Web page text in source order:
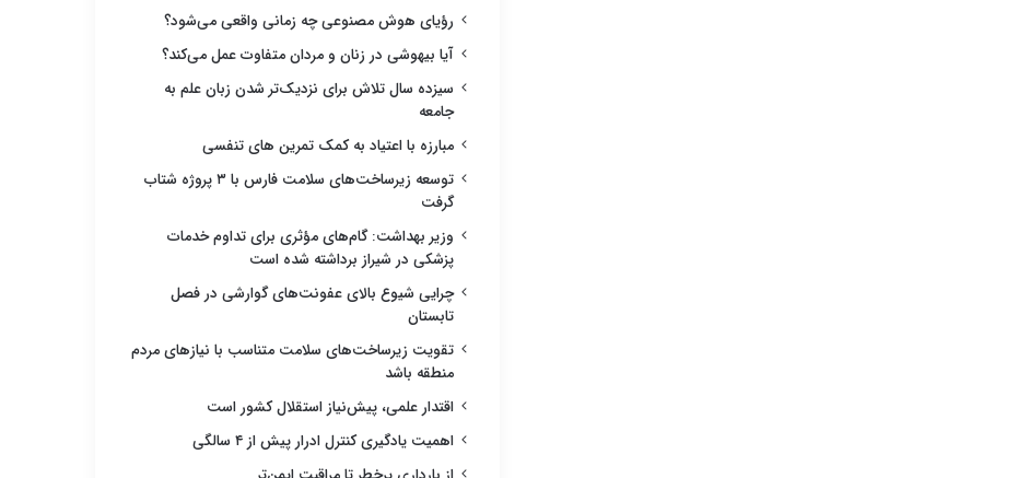
رؤیای هوش مصنوعی چه زمانی واقعی می‌شود؟
آیا بیهوشی در زنان و مردان متفاوت عمل می‌کند؟
سیزده سال تلاش برای نزدیک‌تر شدن زبان علم به
جامعه
مبارزه با اعتیاد به کمک تمرین های تنفسی
توسعه زیرساخت‌های سلامت فارس با ۳ پروژه شتاب
گرفت
وزیر بهداشت: گام‌های مؤثری برای تداوم خدمات
پزشکی در شیراز برداشته شده است
چرایی شیوع بالای عفونت‌های گوارشی در فصل
تابستان
تقویت زیرساخت‌های سلامت متناسب با نیازهای مردم
منطقه باشد
اقتدار علمی، پیش‌نیاز استقلال کشور است
اهمیت یادگیری کنترل ادرار پیش از ۴ سالگی